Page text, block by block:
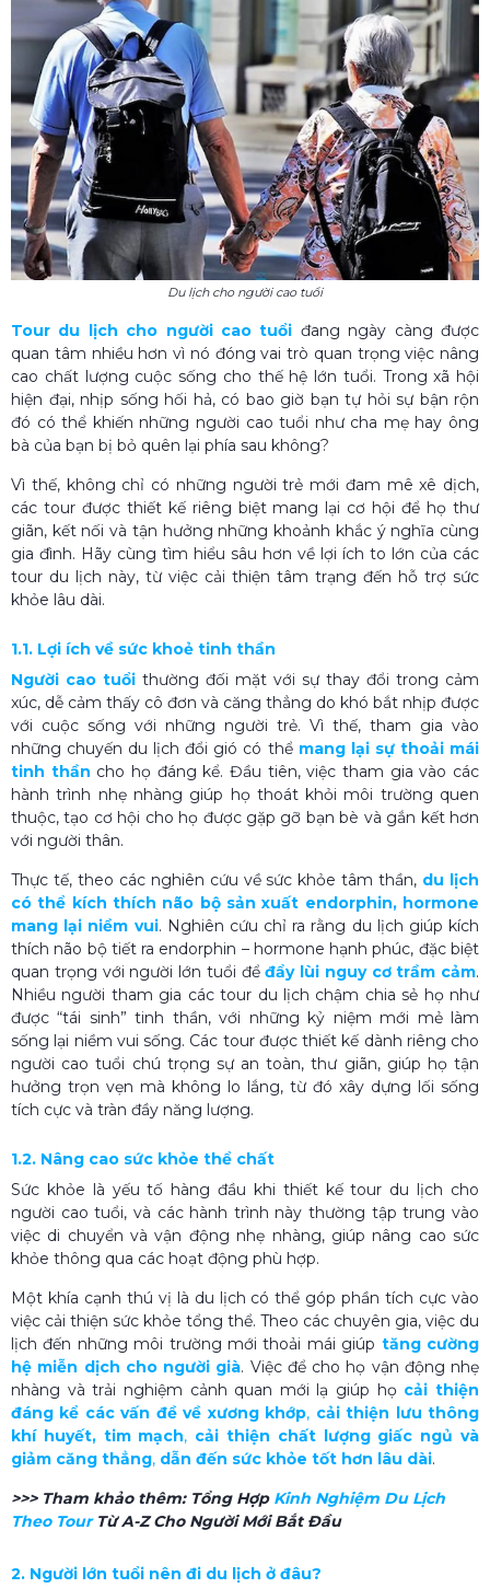
Du lịch cho người cao tuổi
Tour du lịch cho người cao tuổi đang ngày càng được
quan tâm nhiều hơn vì nó đóng vai trò quan trọng việc nâng
cao chất lượng cuộc sống cho thế hệ lớn tuổi. Trong xã hội
hiện đại, nhịp sống hối hả, có bao giờ bạn tự hỏi sự bận rộn
đó có thể khiến những người cao tuổi như cha mẹ hay ông
bà của bạn bị bỏ quên lại phía sau không?
Vì thế, không chỉ có những người trẻ mới đam mê xê dịch,
các tour được thiết kế riêng biệt mang lại cơ hội để họ thư
giãn, kết nối và tận hưởng những khoảnh khắc ý nghĩa cùng
gia đình. Hãy cùng tìm hiểu sâu hơn về lợi ích to lớn của các
tour du lịch này, từ việc cải thiện tâm trạng đến hỗ trợ sức
khỏe lâu dài.
1.1. Lợi ích về sức khoẻ tinh thần
Người cao tuổi thường đối mặt với sự thay đổi trong cảm
xúc, dễ cảm thấy cô đơn và căng thẳng do khó bắt nhịp được
với cuộc sống với những người trẻ. Vì thế, tham gia vào
những chuyến du lịch đổi gió có thể mang lại sự thoải mái
tinh thần cho họ đáng kể. Đầu tiên, việc tham gia vào các
hành trình nhẹ nhàng giúp họ thoát khỏi môi trường quen
thuộc, tạo cơ hội cho họ được gặp gỡ bạn bè và gắn kết hơn
với người thân.
Thực tế, theo các nghiên cứu về sức khỏe tâm thần, du lịch
có thể kích thích não bộ sản xuất endorphin, hormone
mang lại niềm vui. Nghiên cứu chỉ ra rằng du lịch giúp kích
thích não bộ tiết ra endorphin – hormone hạnh phúc, đặc biệt
quan trọng với người lớn tuổi để đẩy lùi nguy cơ trầm cảm.
Nhiều người tham gia các tour du lịch chậm chia sẻ họ như
được “tái sinh” tinh thần, với những kỷ niệm mới mẻ làm
sống lại niềm vui sống. Các tour được thiết kế dành riêng cho
người cao tuổi chú trọng sự an toàn, thư giãn, giúp họ tận
hưởng trọn vẹn mà không lo lắng, từ đó xây dựng lối sống
tích cực và tràn đầy năng lượng.
1.2. Nâng cao sức khỏe thể chất
Sức khỏe là yếu tố hàng đầu khi thiết kế tour du lịch cho
người cao tuổi, và các hành trình này thường tập trung vào
việc di chuyển và vận động nhẹ nhàng, giúp nâng cao sức
khỏe thông qua các hoạt động phù hợp.
Một khía cạnh thú vị là du lịch có thể góp phần tích cực vào
việc cải thiện sức khỏe tổng thể. Theo các chuyên gia, việc du
lịch đến những môi trường mới thoải mái giúp tăng cường
hệ miễn dịch cho người già. Việc để cho họ vận động nhẹ
nhàng và trải nghiệm cảnh quan mới lạ giúp họ cải thiện
đáng kể các vấn đề về xương khớp, cải thiện lưu thông
khí huyết, tim mạch, cải thiện chất lượng giấc ngủ và
giảm căng thẳng, dẫn đến sức khỏe tốt hơn lâu dài.
>>> Tham khảo thêm: Tổng Hợp Kinh Nghiệm Du Lịch
Theo Tour Từ A-Z Cho Người Mới Bắt Đầu
2. Người lớn tuổi nên đi du lịch ở đâu?